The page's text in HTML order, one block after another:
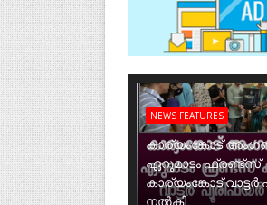
NEWS FEATURES
കാര്യംങ്കോട്
ഏറുമാടം ഫ്രണ്ട്സ്
കാര്യംങ്കോട്
നൽകി.